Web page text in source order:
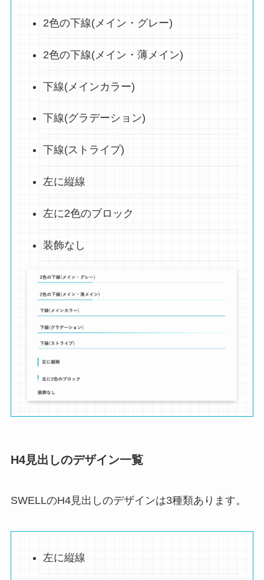
2色の下線(メイン・グレー)
2色の下線(メイン・薄メイン)
下線(メインカラー)
下線(グラデーション)
下線(ストライプ)
左に縦線
左に2色のブロック
装飾なし
H4見出しのデザイン一覧
SWELLのH4見出しのデザインは3種類あります。
左に縦線